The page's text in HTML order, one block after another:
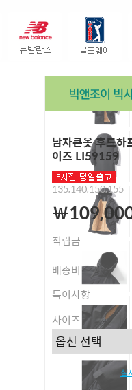
남자큰옷 후드
이즈 LI59159
135,140,150,155
￦
적립금
배송비
특이사항
사이즈
실